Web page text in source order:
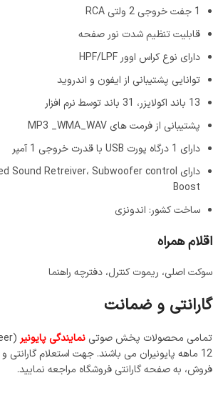
1 جفت خروجی 2 ولتی RCA
قابلیت تنظیم شدت نور صفحه
دارای نوع کراس اوور HPF/LPF
توانایی پشتیبانی از ایفون و اندروید
13 باند اكولايزر، 31 باند توسط نرم افزار
پشتیبانی از فرمت های MP3 _WMA_WAV
دارای 1 درگاه پورت USB با قدرت خروجی 1 آمپر
Boost
ساخت کشور: اندونزی
اقلام همراه
سوکت اصلی، ریموت کنترل، دفترچه راهنما
گارانتی و ضمانت
تمامی محصولات پخش صوتی نمایندگی پایونیر
12 ماهه پایونیران می باشند. جهت استعلام
فروش، به صفحه گارانتی فروشگاه مراجعه نمایید.